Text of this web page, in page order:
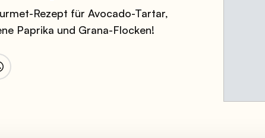
Rezept für Avocado-Tartar,
Paprika und Grana-Flocken!